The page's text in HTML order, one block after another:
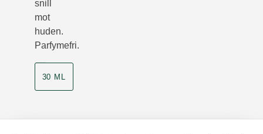
snill
mot
huden.
Parfymefri.
30 ML